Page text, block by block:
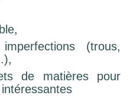
(trous,
de matières pour